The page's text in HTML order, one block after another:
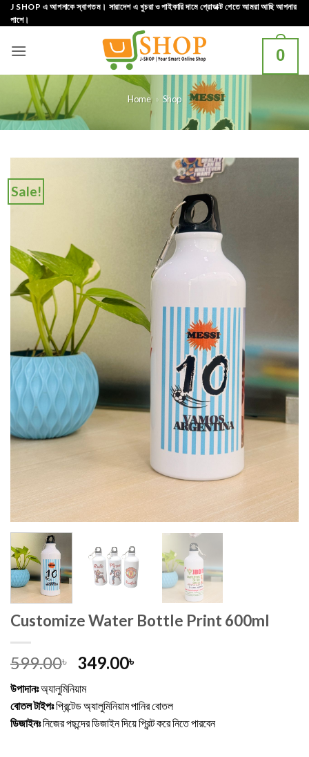
Skip
to
J SHOP এ আপনাকে স্বাগতম। সারাদেশ এ খুচরা ও পাইকারি দামে প্রোডাক্ট পেতে আমরা আছি আপনার
পাশে।
0
Home » Shop
Sale!
Customize Water Bottle Print 600ml
599.00৳
Original
was:
599.00৳ .
349.00৳
349.00৳ .
উপাদানঃঅ্যালুমিনিয়াম
বোতল টাইপঃপ্রিন্টেড অ্যালুমিনিয়াম পানির বোতল
ডিজাইনঃনিজের পছন্দের ডিজাইন দিয়ে প্রিন্ট করে নিতে পারবেন